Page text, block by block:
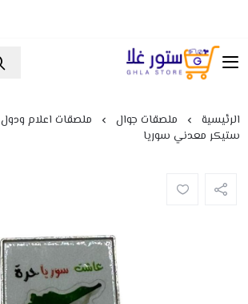
ستور غلا
الرئيسية ملصقات جوال
ملصقات اعلام ودول
ستيكر معدني سوريا